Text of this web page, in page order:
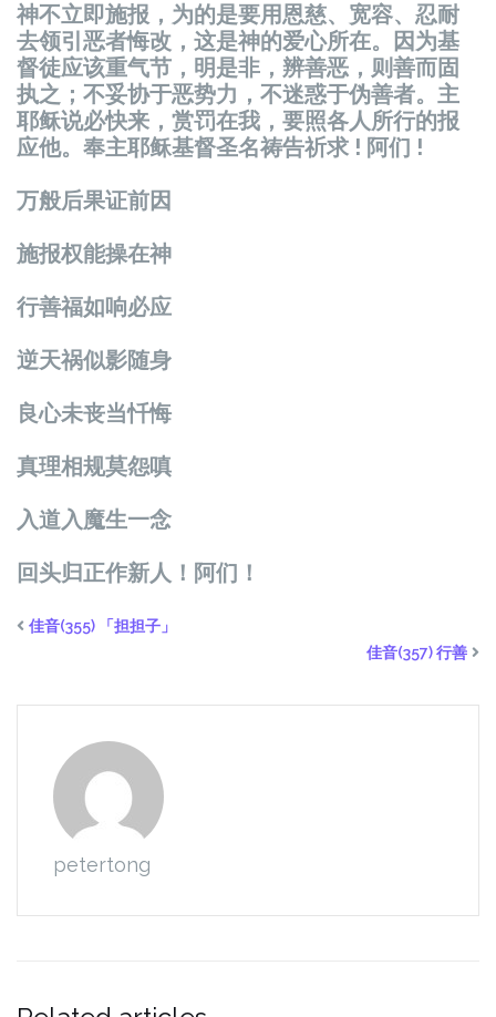
神不立即施报 ， 为的是要用恩慈、 宽容、忍耐
去领引 恶者悔改， 这是神的爱心所在。因为基
督徒应该重气节 ，明是非，辨善恶 ， 则善而固
执之；不妥协于恶势力，不迷惑于伪善者。主
耶稣说必快来， 赏罚在我，要照各人所行的报
应他。奉主耶稣基督圣名祷告祈求 ! 阿们 !
万般后果证前因
施报权能操在神
行善福如响必应
逆天祸似影随身
良心未丧当忏悔
真理相规莫怨嗔
入道入魔生一念
回头归正作新人！阿们 ！
佳音(355) 「担担子」
佳音(357) 行善
petertong